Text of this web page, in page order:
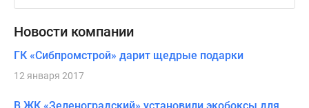
Новости компании
ГК «Сибпромстрой» дарит щедрые подарки
12 января 2017